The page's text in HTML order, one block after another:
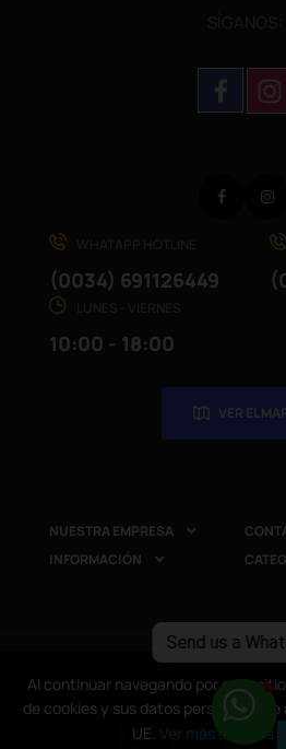
Send us a
Al continuar navegando por este
de cookies y sus datos personales de
UE. Ver más detalles
(0034) 691126449
10:00 - 18:00
VER EL
NUESTRA EMPRESA 
INFORMACIÓN 
Al continuar navegando por este
de cookies y sus datos personales de
UE. Ver más detalles
Copyright © 2025CompuRed
derechos